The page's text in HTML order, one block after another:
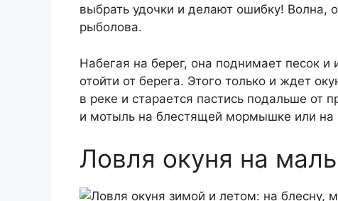
выбрать удочки и делают ошибку! Волна,
рыболова.
Набегая на берег, она поднимает песок
отойти от берега. Этого только и ждет
в реке и старается пастись подальше
и мотыль на блестящей мормышке или
Ловля окуня на